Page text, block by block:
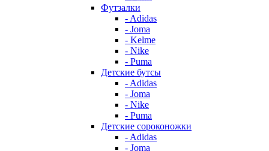
Футзалки
- Adidas
- Joma
- Kelme
- Nike
- Puma
Детские бутсы
- Adidas
- Joma
- Nike
- Puma
Детские сороконожки
- Adidas
- Joma